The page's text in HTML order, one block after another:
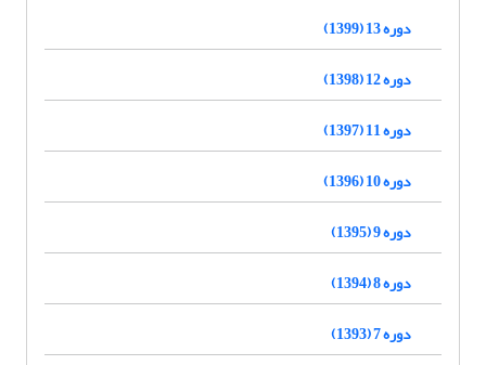
دوره 13 (1399)
دوره 12 (1398)
دوره 11 (1397)
دوره 10 (1396)
دوره 9 (1395)
دوره 8 (1394)
دوره 7 (1393)